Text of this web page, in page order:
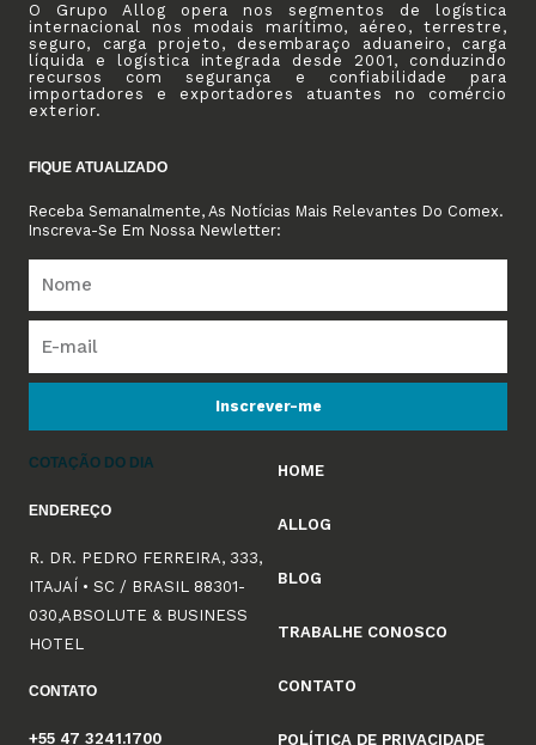
O Grupo Allog opera nos segmentos de logística
internacional nos modais marítimo, aéreo, terrestre,
seguro, carga projeto, desembaraço aduaneiro, carga
líquida e logística integrada desde 2001, conduzindo
recursos com segurança e confiabilidade para
importadores e exportadores atuantes no comércio
exterior.
FIQUE ATUALIZADO
Receba Semanalmente, As Notícias Mais Relevantes Do Comex.
Inscreva-Se Em Nossa Newletter:
Inscrever-me
COTAÇÃO DO DIA
ENDEREÇO
R. DR. PEDRO FERREIRA, 333,
ITAJAÍ • SC / BRASIL 88301-
030,ABSOLUTE & BUSINESS
HOTEL
CONTATO
+55 47 3241.1700
HOME
ALLOG
BLOG
TRABALHE CONOSCO
CONTATO
POLÍTICA DE PRIVACIDADE